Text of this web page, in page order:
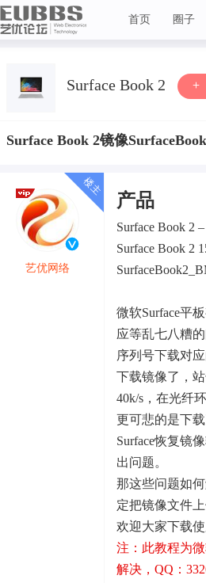
首页 圈子
Surface Book 2
Surface Book 2镜像
艺优网络
产品
Surface Book 2
Surface Book 2
微软Surface平
应等乱七八糟
序列号下载对
下载镜像了，
40k/s，在光纤
更可悲的是下
Surface恢复镜
出问题。
那这些问题如
定把镜像文件
欢迎大家下载
注：此教程为
解决，QQ：